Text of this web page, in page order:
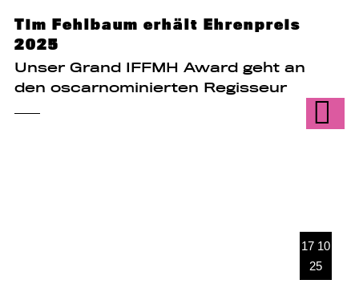
Tim Fehlbaum erhält Ehrenpreis
2025
Unser Grand IFFMH Award geht an
den oscarnominierten Regisseur
17 10
25